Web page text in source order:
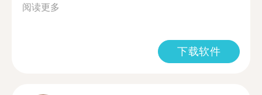
阅读更多
下载软件